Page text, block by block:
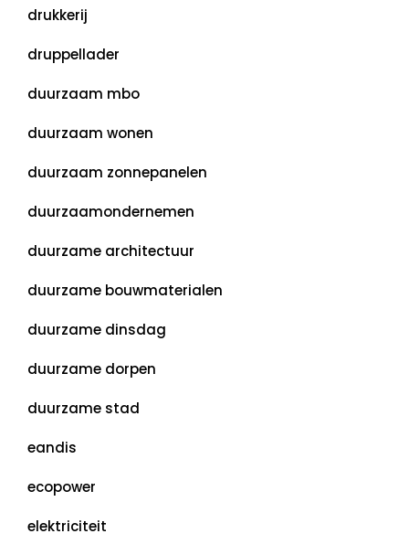
drukkerij
druppellader
duurzaam mbo
duurzaam wonen
duurzaam zonnepanelen
duurzaamondernemen
duurzame architectuur
duurzame bouwmaterialen
duurzame dinsdag
duurzame dorpen
duurzame stad
eandis
ecopower
elektriciteit